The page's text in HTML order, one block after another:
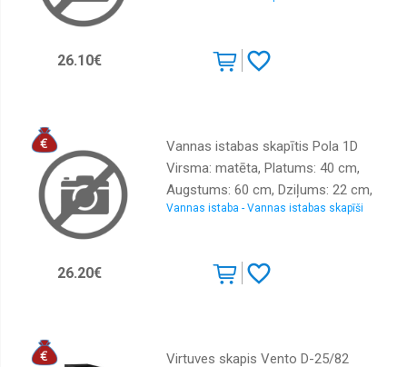
26.10€
Vannas istabas skapītis Pola 1D
Virsma: matēta, Platums: 40 cm,
Augstums: 60 cm, Dziļums: 22 cm,
Materiāls: KSP, Sienas: 1, Ar spoguli:
Vannas istaba - Vannas istabas skapīši
26.20€
Virtuves skapis Vento D-25/82